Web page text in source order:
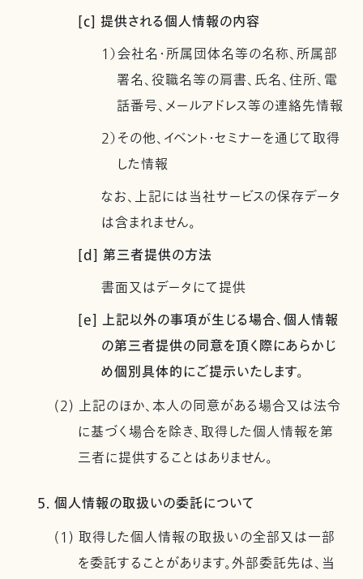
[c] 提供される個人情報の内容
1）会社名・所属団体名等の名称、所属部
署名、役職名等の肩書、氏名、住所、電
話番号、メールアドレス等の連絡先情報
2）その他、イベント・セミナーを通じて取得
した情報
なお、上記には当社サービスの保存データ
は含まれません。
[d] 第三者提供の方法
書面又はデータにて提供
[e] 上記以外の事項が生じる場合、個人情報
の第三者提供の同意を頂く際にあらかじ
め個別具体的にご提示いたします。
(2) 上記のほか、本人の同意がある場合又は法令
に基づく場合を除き、取得した個人情報を第
三者に提供することはありません。
5. 個人情報の取扱いの委託について
(1) 取得した個人情報の取扱いの全部又は一部
を委託することがあります。外部委託先は、当